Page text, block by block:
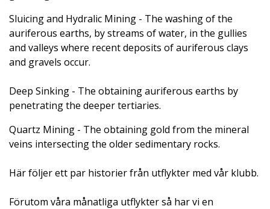
Sluicing and Hydralic Mining - The washing of the
auriferous earths, by streams of water, in the gullies
and valleys where recent deposits of auriferous clays
and gravels occur.
Deep Sinking - The obtaining auriferous earths by
penetrating the deeper tertiaries.
Quartz Mining - The obtaining gold from the mineral
veins intersecting the older sedimentary rocks.
Här följer ett par historier från utflykter med vår klubb.
Förutom våra månatliga utflykter så har vi en